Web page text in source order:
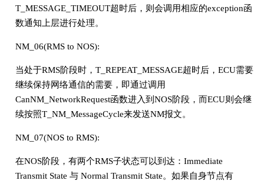
T_MESSAGE_TIMEOUT超时后，则会调用相应的exception函
数通知上层进行处理。
NM_06(RMS to NOS):
当处于RMS阶段时，T_REPEAT_MESSAGE超时后，ECU需要
继续保持网络通信的需要，即通过调用
CanNM_NetworkRequest函数进入到NOS阶段，而ECU则会继
续按照T_NM_MessageCycle来发送NM报文。
NM_07(NOS to RMS):
在NOS阶段，有两个RMS子状态可以到达：Immediate
Transmit State 与 Normal Transmit State。如果自身节点有